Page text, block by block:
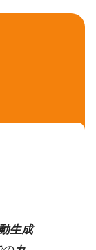
生成